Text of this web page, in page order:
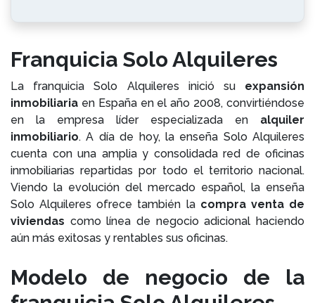
Franquicia Solo Alquileres
La franquicia Solo Alquileres inició su expansión
inmobiliaria en España en el año 2008, convirtiéndose
en la empresa líder especializada en alquiler
inmobiliario. A día de hoy, la enseña Solo Alquileres
cuenta con una amplia y consolidada red de oficinas
inmobiliarias repartidas por todo el territorio nacional.
Viendo la evolución del mercado español, la enseña
Solo Alquileres ofrece también la compra venta de
viviendas como línea de negocio adicional haciendo
aún más exitosas y rentables sus oficinas.
Modelo de negocio de la